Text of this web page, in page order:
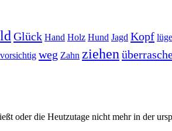
Glück Hand Holz Hund Jagd Kopf
vorsichtig weg Zahn ziehen
oder die Heutzutage nicht mehr in der